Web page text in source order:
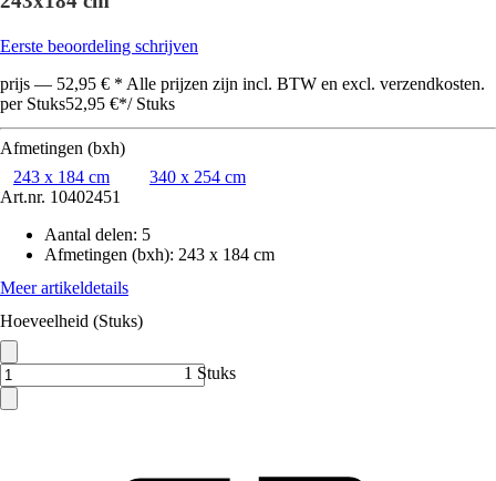
Eerste beoordeling schrijven
prijs — 52,95 € * Alle prijzen zijn incl. BTW en excl. verzendkosten.
per Stuks52,95 €*/ Stuks
Afmetingen (bxh)
243 x 184 cm
340 x 254 cm
Art.nr. 10402451
Aantal delen: 5
Afmetingen (bxh): 243 x 184 cm
Meer artikeldetails
Hoeveelheid (Stuks)
1 Stuks